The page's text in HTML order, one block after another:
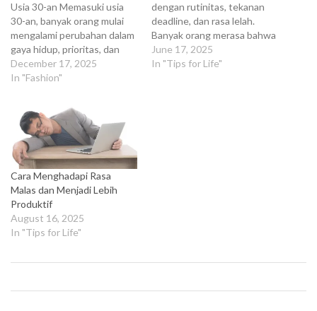
Usia 30-an Memasuki usia
30-an, banyak orang mulai
mengalami perubahan dalam
gaya hidup, prioritas, dan
kebutuhan personal. Hal ini
juga tercermin dalam cara
Fashion dan beauty di usia
30-an tidak lagi sekadar
mengikuti tren, melainkan
lebih menekankan pada
kualitas, kenyamanan, dan
kesan…
December 17, 2025
In "Fashion"
dengan rutinitas, tekanan
deadline, dan rasa lelah.
Banyak orang merasa bahwa
hari kerja hanyalah waktu
yang harus "dilewati" sampai
June 17, 2025
In "Tips for Life"
Cara Menghadapi Rasa
Malas dan Menjadi Lebih
Produktif
August 16, 2025
In "Tips for Life"